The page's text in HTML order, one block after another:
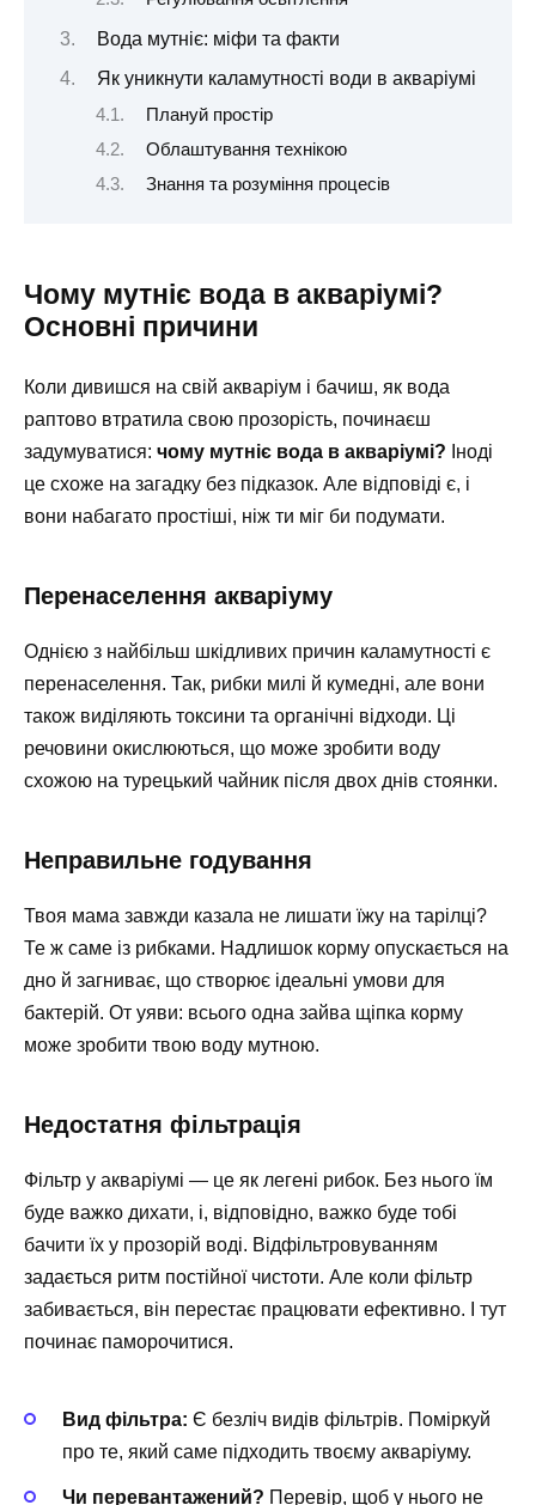
Вода мутніє: міфи та факти
Як уникнути каламутності води в акваріумі
Плануй простір
Облаштування технікою
Знання та розуміння процесів
Чому мутніє вода в акваріумі?
Основні причини
Коли дивишся на свій акваріум і бачиш, як вода
раптово втратила свою прозорість, починаєш
задумуватися: чому мутніє вода в акваріумі? Іноді
це схоже на загадку без підказок. Але відповіді є, і
вони набагато простіші, ніж ти міг би подумати.
Перенаселення акваріуму
Однією з найбільш шкідливих причин каламутності є
перенаселення. Так, рибки милі й кумедні, але вони
також виділяють токсини та органічні відходи. Ці
речовини окислюються, що може зробити воду
схожою на турецький чайник після двох днів стоянки.
Неправильне годування
Твоя мама завжди казала не лишати їжу на тарілці?
Те ж саме із рибками. Надлишок корму опускається на
дно й загниває, що створює ідеальні умови для
бактерій. От уяви: всього одна зайва щіпка корму
може зробити твою воду мутною.
Недостатня фільтрація
Фільтр у акваріумі — це як легені рибок. Без нього їм
буде важко дихати, і, відповідно, важко буде тобі
бачити їх у прозорій воді. Відфільтровуванням
задається ритм постійної чистоти. Але коли фільтр
забивається, він перестає працювати ефективно. І тут
починає паморочитися.
Вид фільтра: Є безліч видів фільтрів. Поміркуй
про те, який саме підходить твоєму акваріуму.
Чи перевантажений? Перевір, щоб у нього не